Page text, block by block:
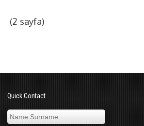
(2 sayfa)
Quick Contact